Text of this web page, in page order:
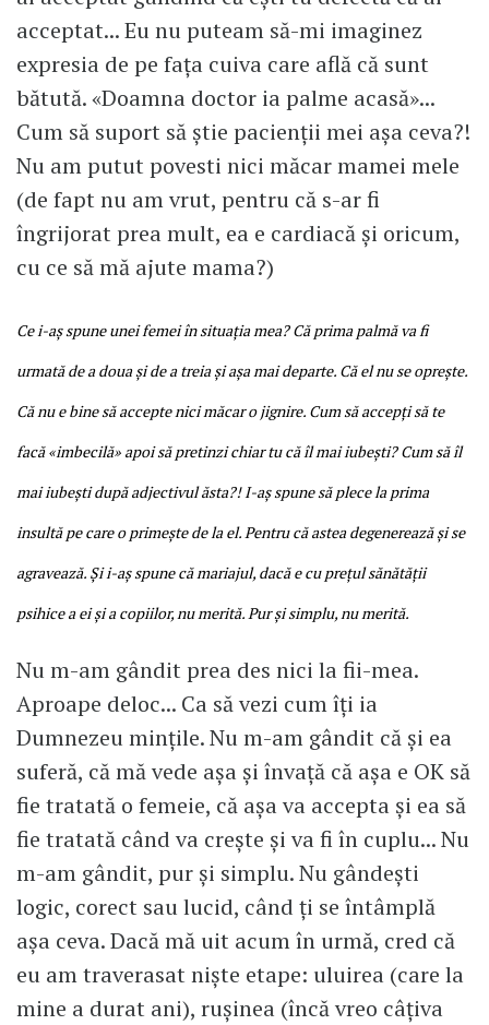
acceptat... Eu nu puteam să-mi imaginez
expresia de pe fața cuiva care află că sunt
bătută. «Doamna doctor ia palme acasă»...
Cum să suport să știe pacienții mei așa ceva?!
Nu am putut povesti nici măcar mamei mele
(de fapt nu am vrut, pentru că s-ar fi
îngrijorat prea mult, ea e cardiacă și oricum,
cu ce să mă ajute mama?)
Ce i-aș spune unei femei în situația mea? Că prima palmă va fi
urmată de a doua și de a treia și așa mai departe. Că el nu se oprește.
Că nu e bine să accepte nici măcar o jignire. Cum să accepți să te
facă «imbecilă» apoi să pretinzi chiar tu că îl mai iubești? Cum să îl
mai iubești după adjectivul ăsta?! I-aș spune să plece la prima
insultă pe care o primește de la el. Pentru că astea degenerează și se
agravează. Și i-aș spune că mariajul, dacă e cu prețul sănătății
psihice a ei și a copiilor, nu merită. Pur și simplu, nu merită.
Nu m-am gândit prea des nici la fii-mea.
Aproape deloc... Ca să vezi cum îți ia
Dumnezeu mințile. Nu m-am gândit că și ea
suferă, că mă vede așa și învață că așa e OK să
fie tratată o femeie, că așa va accepta și ea să
fie tratată când va crește și va fi în cuplu... Nu
m-am gândit, pur și simplu. Nu gândești
logic, corect sau lucid, când ți se întâmplă
așa ceva. Dacă mă uit acum în urmă, cred că
eu am traverasat niște etape: uluirea (care la
mine a durat ani), rușinea (încă vreo câțiva